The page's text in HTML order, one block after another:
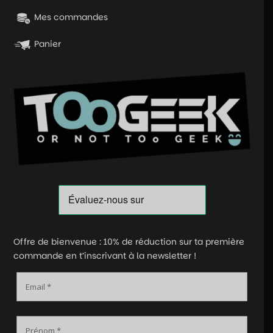
Mes commandes
Panier
Offre de bienvenue : 10% de réduction sur ta première
commande en t’inscrivant à la newsletter !